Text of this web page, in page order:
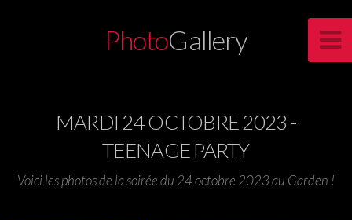
PhotoGallery
MARDI 24 OCTOBRE 2023 -
TEENAGE PARTY
Voici les photos de la soirée du 24 octobre 2023 au Garden !